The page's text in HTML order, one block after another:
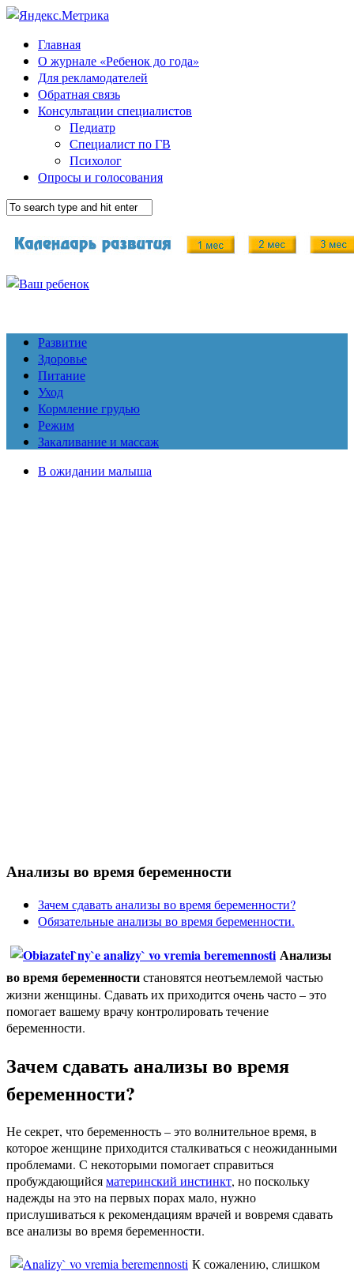
Главная
О журнале «Ребенок до года»
Для рекламодателей
Обратная связь
Консультации специалистов
Педиатр
Специалист по ГВ
Психолог
Опросы и голосования
Развитие
Здоровье
Питание
Уход
Кормление грудью
Режим
Закаливание и массаж
В ожидании малыша
Анализы во время беременности
Зачем сдавать анализы во время беременности?
Обязательные анализы во время беременности.
Анализы
во время беременностистановятся неотъемлемой частью
жизни женщины. Сдавать их приходится очень часто – это
помогает вашему врачу контролировать течение
беременности.
Зачем сдавать анализы во время
беременности?
Не секрет, что беременность – это волнительное время, в
которое женщине приходится сталкиваться с неожиданными
проблемами. С некоторыми помогает справиться
пробуждающийсяматеринский инстинкт, но поскольку
надежды на это на первых порах мало, нужно
прислушиваться к рекомендациям врачей и вовремя сдавать
все анализы во время беременности.
К сожалению, слишком